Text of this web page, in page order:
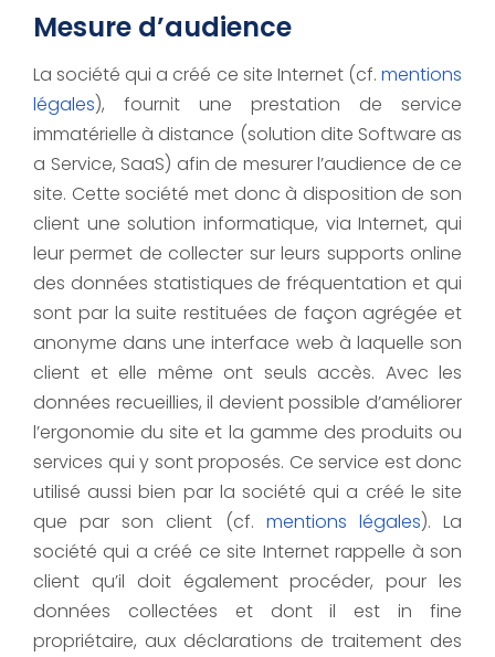
Mesure d’audience
La société qui a créé ce site Internet (cf. mentions
légales), fournit une prestation de service
immatérielle à distance (solution dite Software as
a Service, SaaS) afin de mesurer l’audience de ce
site. Cette société met donc à disposition de son
client une solution informatique, via Internet, qui
leur permet de collecter sur leurs supports online
des données statistiques de fréquentation et qui
sont par la suite restituées de façon agrégée et
anonyme dans une interface web à laquelle son
client et elle même ont seuls accès. Avec les
données recueillies, il devient possible d’améliorer
l’ergonomie du site et la gamme des produits ou
services qui y sont proposés. Ce service est donc
utilisé aussi bien par la société qui a créé le site
que par son client (cf. mentions légales). La
société qui a créé ce site Internet rappelle à son
client qu’il doit également procéder, pour les
données collectées et dont il est in fine
propriétaire, aux déclarations de traitement des